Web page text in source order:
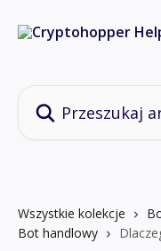
Wszystkie kolekcje
Bot handlowy